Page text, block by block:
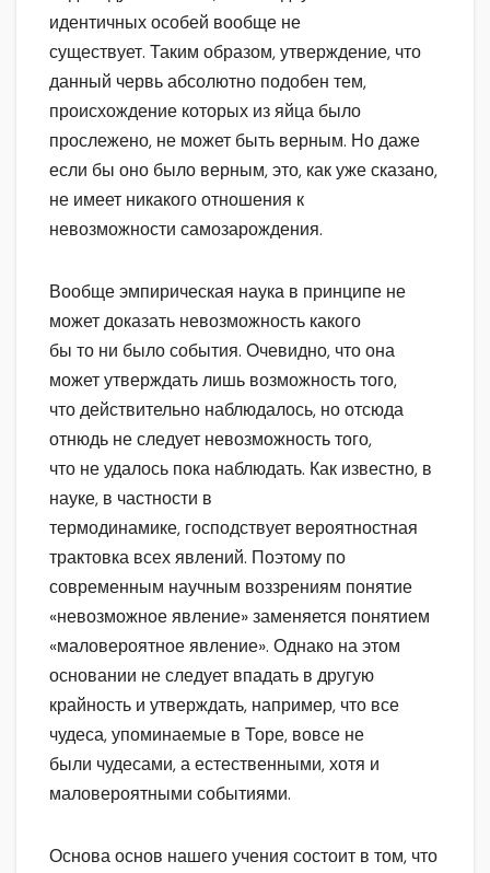
идентичных особей вообще не
существует. Таким образом, утверждение, что
данный червь абсолютно подобен тем,
происхождение которых из яйца было
прослежено, не может быть верным. Но даже
если бы оно было верным, это, как уже сказано,
не имеет никакого отношения к
невозможности самозарождения.
Вообще эмпирическая наука в принципе не
может доказать невозможность какого
бы то ни было события. Очевидно, что она
может утверждать лишь возможность того,
что действительно наблюдалось, но отсюда
отнюдь не следует невозможность того,
что не удалось пока наблюдать. Как известно, в
науке, в частности в
термодинамике, господствует вероятностная
трактовка всех явлений. Поэтому по
современным научным воззрениям понятие
«невозможное явление» заменяется понятием
«маловероятное явление». Однако на этом
основании не следует впадать в другую
крайность и утверждать, например, что все
чудеса, упоминаемые в Торе, вовсе не
были чудесами, а естественными, хотя и
маловероятными событиями.
Основа основ нашего учения состоит в том, что